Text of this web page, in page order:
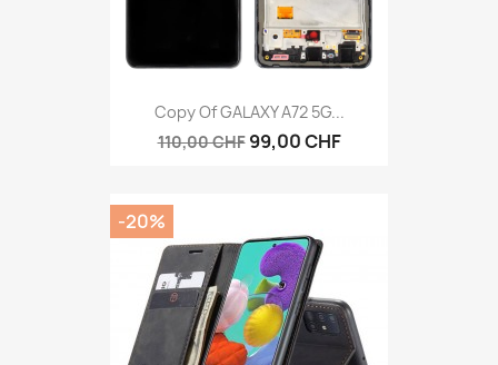
Copy Of GALAXY A72 5G...
110,00 CHF 99,00 CHF
-20%